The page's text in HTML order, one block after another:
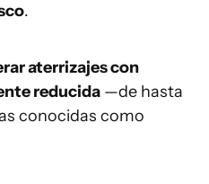
.
aterrizajes con
reducida —de hasta
conocidas como